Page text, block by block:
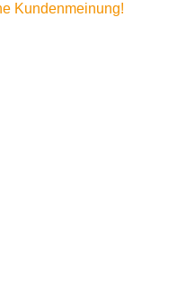
Kundenmeinung!